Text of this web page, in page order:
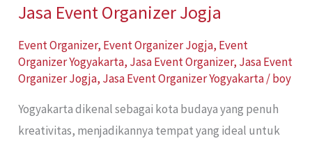
Jasa Event Organizer Jogja
Event Organizer, Event Organizer Jogja, Event
Organizer Yogyakarta, Jasa Event Organizer, Jasa Event
Organizer Jogja, Jasa Event Organizer Yogyakarta/boy
Yogyakarta dikenal sebagai kota budaya yang penuh
kreativitas, menjadikannya tempat yang ideal untuk